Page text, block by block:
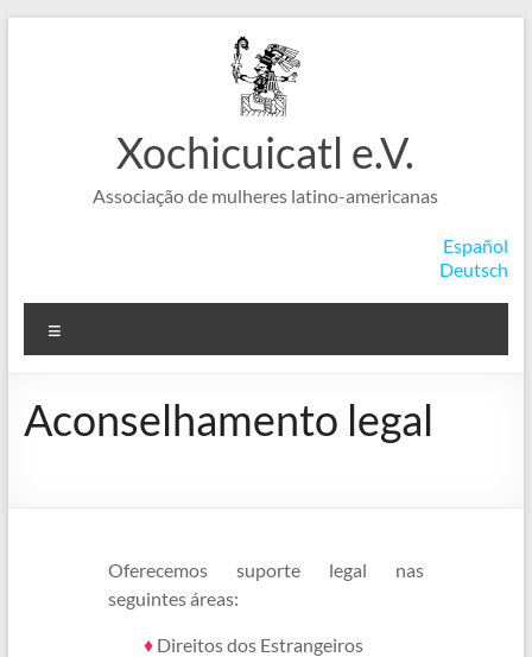
Xochicuicatl e.V.
Associação de mulheres latino-americanas
Español
Deutsch
Aconselhamento legal
Oferecemos suporte legal nas
seguintes áreas:
♦ Direitos dos Estrangeiros